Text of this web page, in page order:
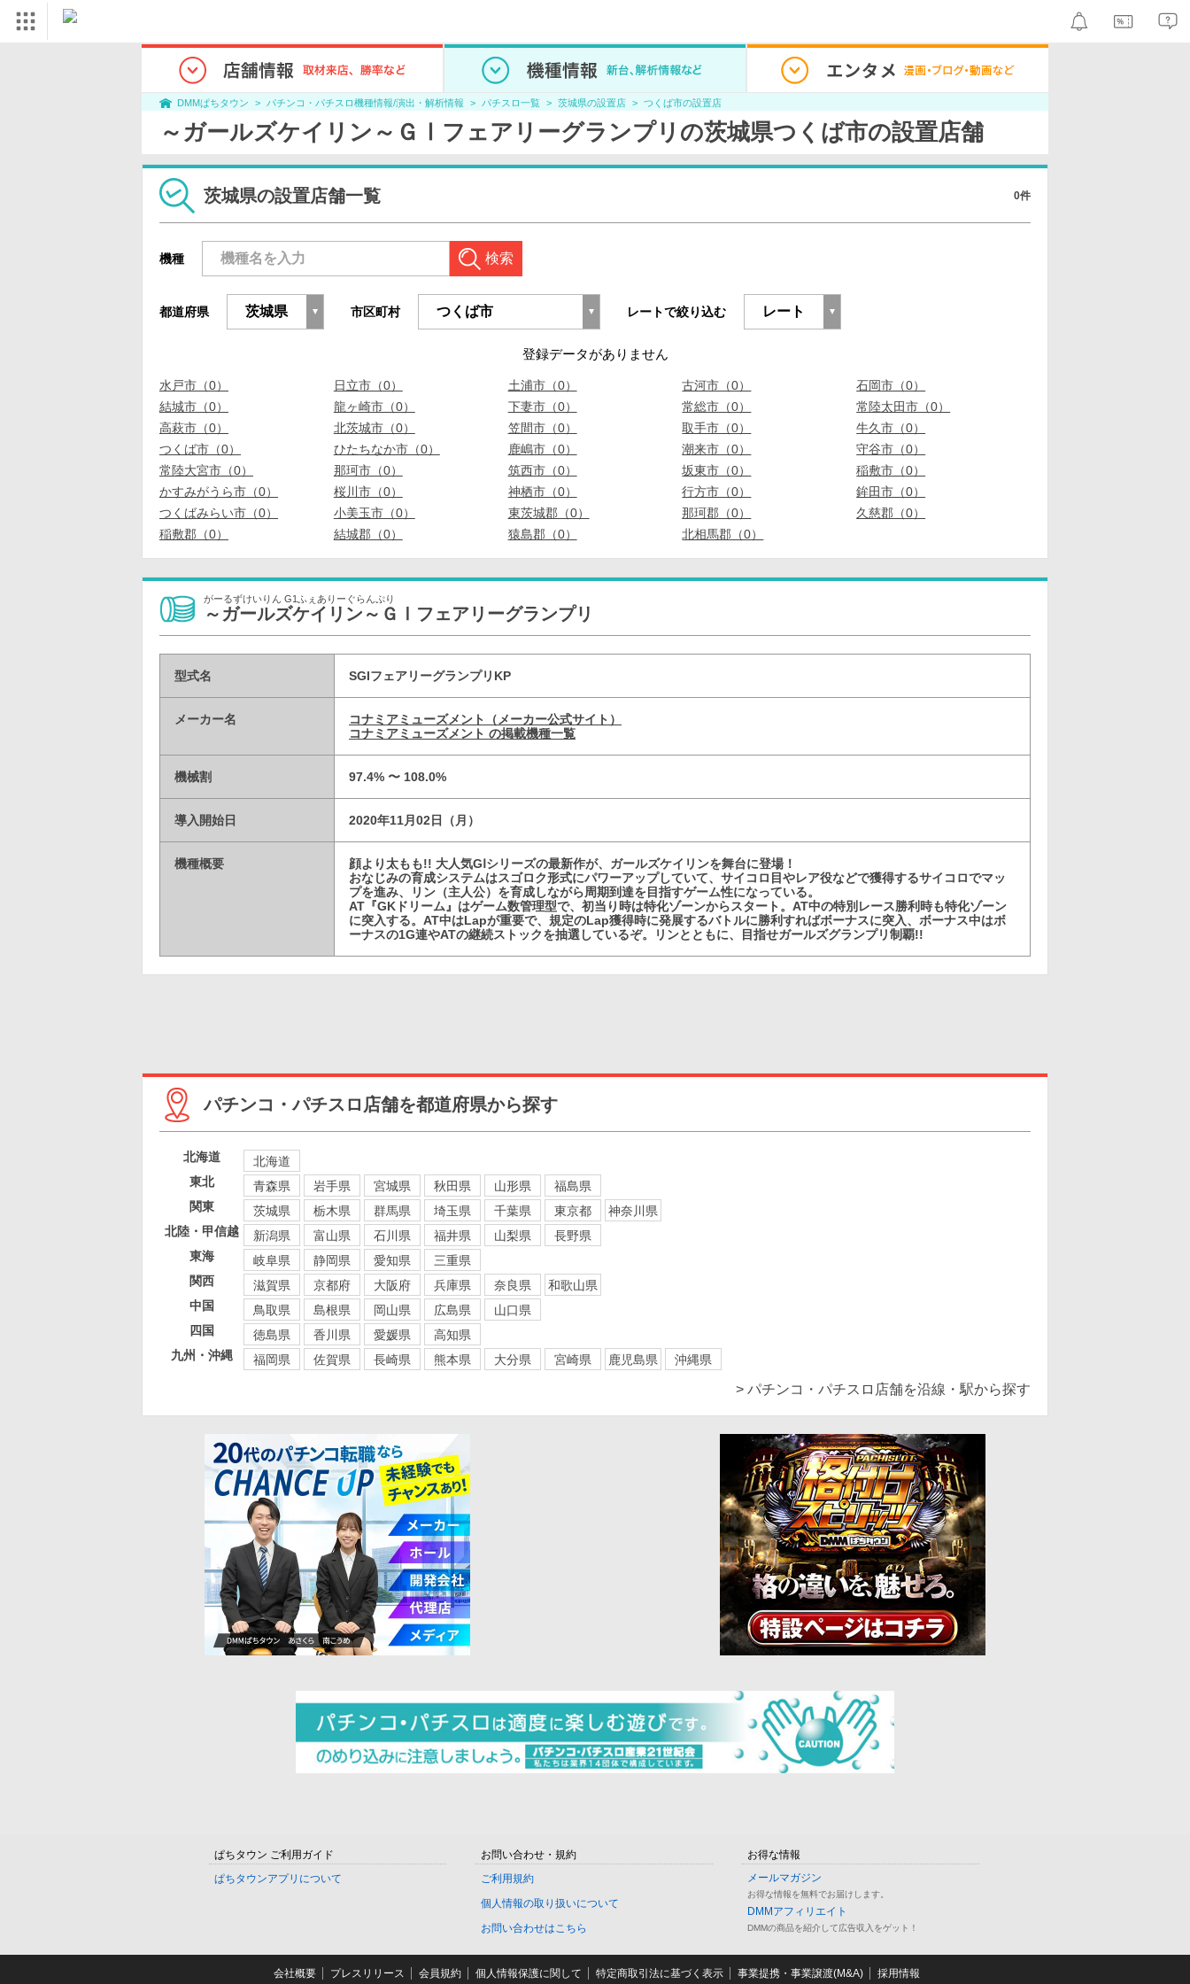
DMMぱちタウン パチンコ・パチスロ機種情報/演出・解析情報 パチスロ一覧 茨城県の設置店 つくば市の設置店
～ガールズケイリン～ＧⅠフェアリーグランプリの茨城県つくば市の設置店舗
茨城県の設置店舗一覧 0件
機種 検索
都道府県 市区町村 レートで絞り込む
登録データがありません
水戸市（0） 日立市（0） 土浦市（0） 古河市（0）
石岡市（0）
結城市（0）
龍ヶ崎市（0） 下妻市（0） 常総市（0）
常陸太田市（0）
高萩市（0）
北茨城市（0） 笠間市（0） 取手市（0）
牛久市（0）
つくば市（0）
ひたちなか市（0） 鹿嶋市（0） 潮来市（0）
守谷市（0）
常陸大宮市（0）
那珂市（0） 筑西市（0） 坂東市（0）
稲敷市（0）
かすみがうら市（0）
桜川市（0） 神栖市（0） 行方市（0）
鉾田市（0）
つくばみらい市（0）
小美玉市（0） 東茨城郡（0） 那珂郡（0）
久慈郡（0）
稲敷郡（0）
結城郡（0） 猿島郡（0） 北相馬郡（0）
がーるずけいりん G1ふぇありーぐらんぷり
～ガールズケイリン～ＧⅠフェアリーグランプリ
型式名 SGIフェアリーグランプリKP
メーカー名
コナミアミューズメント（メーカー公式サイト）
コナミアミューズメント の掲載機種一覧
機械割 97.4% 〜 108.0%
導入開始日 2020年11月02日（月）
機種概要
顔より太もも!! 大人気GⅠシリーズの最新作が、ガールズケイリンを舞台に登場！
おなじみの育成システムはスゴロク形式にパワーアップしていて、サイコロ目やレア役などで獲得するサイコロでマッ
プを進み、リン（主人公）を育成しながら周期到達を目指すゲーム性になっている。
AT『GKドリーム』はゲーム数管理型で、初当り時は特化ゾーンからスタート。AT中の特別レース勝利時も特化ゾーン
に突入する。AT中はLapが重要で、規定のLap獲得時に発展するバトルに勝利すればボーナスに突入、ボーナス中はボ
ーナスの1G連やATの継続ストックを抽選しているぞ。リンとともに、目指せガールズグランプリ制覇!!
パチンコ・パチスロ店舗を都道府県から探す
北海道
北海道
東北
青森県 岩手県 宮城県 秋田県 山形県
福島県
関東
茨城県 栃木県 群馬県 埼玉県 千葉県 東京都
神奈川県
北陸・甲信越
新潟県 富山県 石川県 福井県 山梨県
長野県
東海
岐阜県 静岡県 愛知県
三重県
関西
滋賀県 京都府 大阪府 兵庫県 奈良県
和歌山県
中国
鳥取県 島根県 岡山県 広島県
山口県
四国
徳島県 香川県 愛媛県
高知県
九州・沖縄
福岡県 佐賀県 長崎県 熊本県 大分県 宮崎県 鹿児島県 沖縄県
> パチンコ・パチスロ店舗を沿線・駅から探す
ぱちタウン ご利用ガイド
ぱちタウンアプリについて
お問い合わせ・規約
ご利用規約
個人情報の取り扱いについて
お問い合わせはこちら
お得な情報
メールマガジン
お得な情報を無料でお届けします。
DMMアフィリエイト
DMMの商品を紹介して広告収入をゲット！
会社概要 プレスリリース 会員規約 個人情報保護に関して 特定商取引法に基づく表示 事業提携・事業譲渡(M&A) 採用情報